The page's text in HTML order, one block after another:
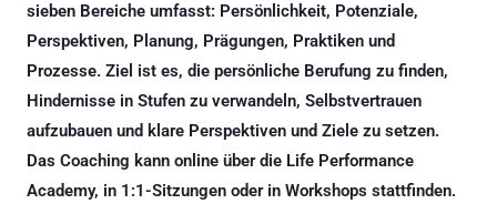
sieben Bereiche umfasst: Persönlichkeit, Potenziale,
Perspektiven, Planung, Prägungen, Praktiken und
Prozesse. Ziel ist es, die persönliche Berufung zu finden,
Hindernisse in Stufen zu verwandeln, Selbstvertrauen
aufzubauen und klare Perspektiven und Ziele zu setzen.
Das Coaching kann online über die Life Performance
Academy, in 1:1-Sitzungen oder in Workshops stattfinden.